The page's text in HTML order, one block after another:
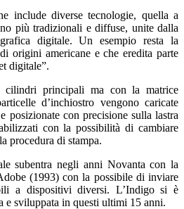
include diverse tecnologie, quella a
più tradizionali e diffuse, unite dalla
digitale. Un esempio resta la
origini americane e che eredita parte
digitale”.
cilindri principali ma con la matrice
d’inchiostro vengono caricate
posizionate con precisione sulla lastra
con la possibilità di cambiare
procedura di stampa.
subentra negli anni Novanta con la
(1993) con la possibile di inviare
a dispositivi diversi. L’Indigo si è
e sviluppata in questi ultimi 15 anni.